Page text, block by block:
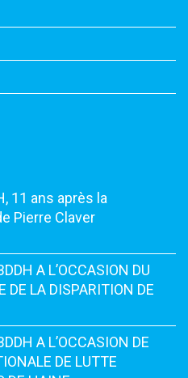
11 ans après la
Pierre Claver
A L’OCCASION DU
DE LA DISPARITION DE
A L’OCCASION DE
DE LUTTE